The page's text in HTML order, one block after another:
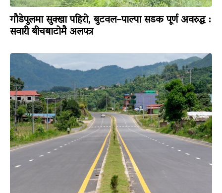
गौडेपुलमा सुक्खा पहिरो, बुटवल–पाल्पा सडक पूर्ण अवरुद्ध :
सवारी बीचबाटोमै अलपत्र